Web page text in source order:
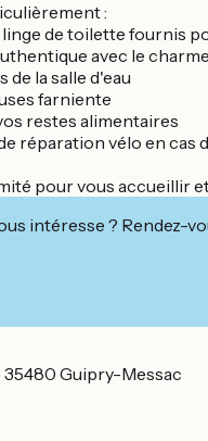
:
linge de toilette fournis
avec le
de la salle d'eau
farniente
restes alimentaires
réparation vélo en cas
pour vous accueillir
intéresse ? Rendez-
35480 Guipry-Messac